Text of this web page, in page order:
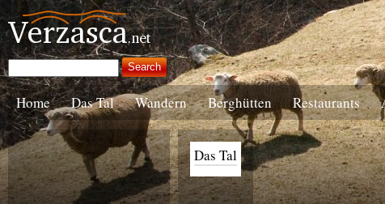
Home Das Tal Wandern Berghütten Restaurants
Das Tal